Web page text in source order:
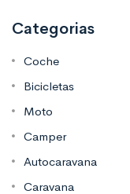
Categorias
Coche
Bicicletas
Moto
Camper
Autocaravana
Caravana